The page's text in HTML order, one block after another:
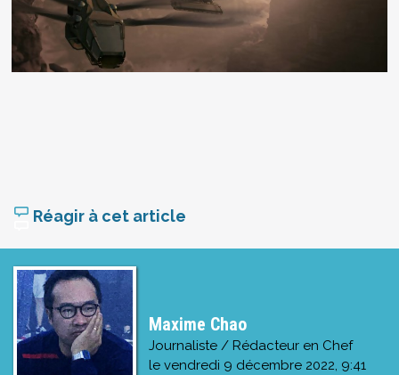
Réagir à cet article
Maxime Chao
Journaliste / Rédacteur en Chef
le vendredi 9 décembre 2022, 9:41